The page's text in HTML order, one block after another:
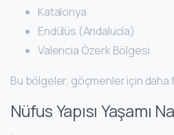
Katalonya
Endülüs (Andalucía)
Valencia Özerk Bölgesi
Bu bölgeler, göçmenler için daha
Nüfus Yapısı Yaşamı